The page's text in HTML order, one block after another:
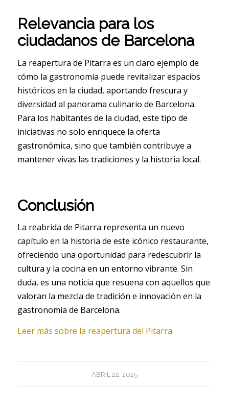
Relevancia para los
ciudadanos de Barcelona
La reapertura de Pitarra es un claro ejemplo de
cómo la gastronomía puede revitalizar espacios
históricos en la ciudad, aportando frescura y
diversidad al panorama culinario de Barcelona.
Para los habitantes de la ciudad, este tipo de
iniciativas no solo enriquece la oferta
gastronómica, sino que también contribuye a
mantener vivas las tradiciones y la historia local.
Conclusión
La reabrida de Pitarra representa un nuevo
capítulo en la historia de este icónico restaurante,
ofreciendo una oportunidad para redescubrir la
cultura y la cocina en un entorno vibrante. Sin
duda, es una noticia que resuena con aquellos que
valoran la mezcla de tradición e innovación en la
gastronomía de Barcelona.
Leer más sobre la reapertura del Pitarra
ABRIL 22, 2025